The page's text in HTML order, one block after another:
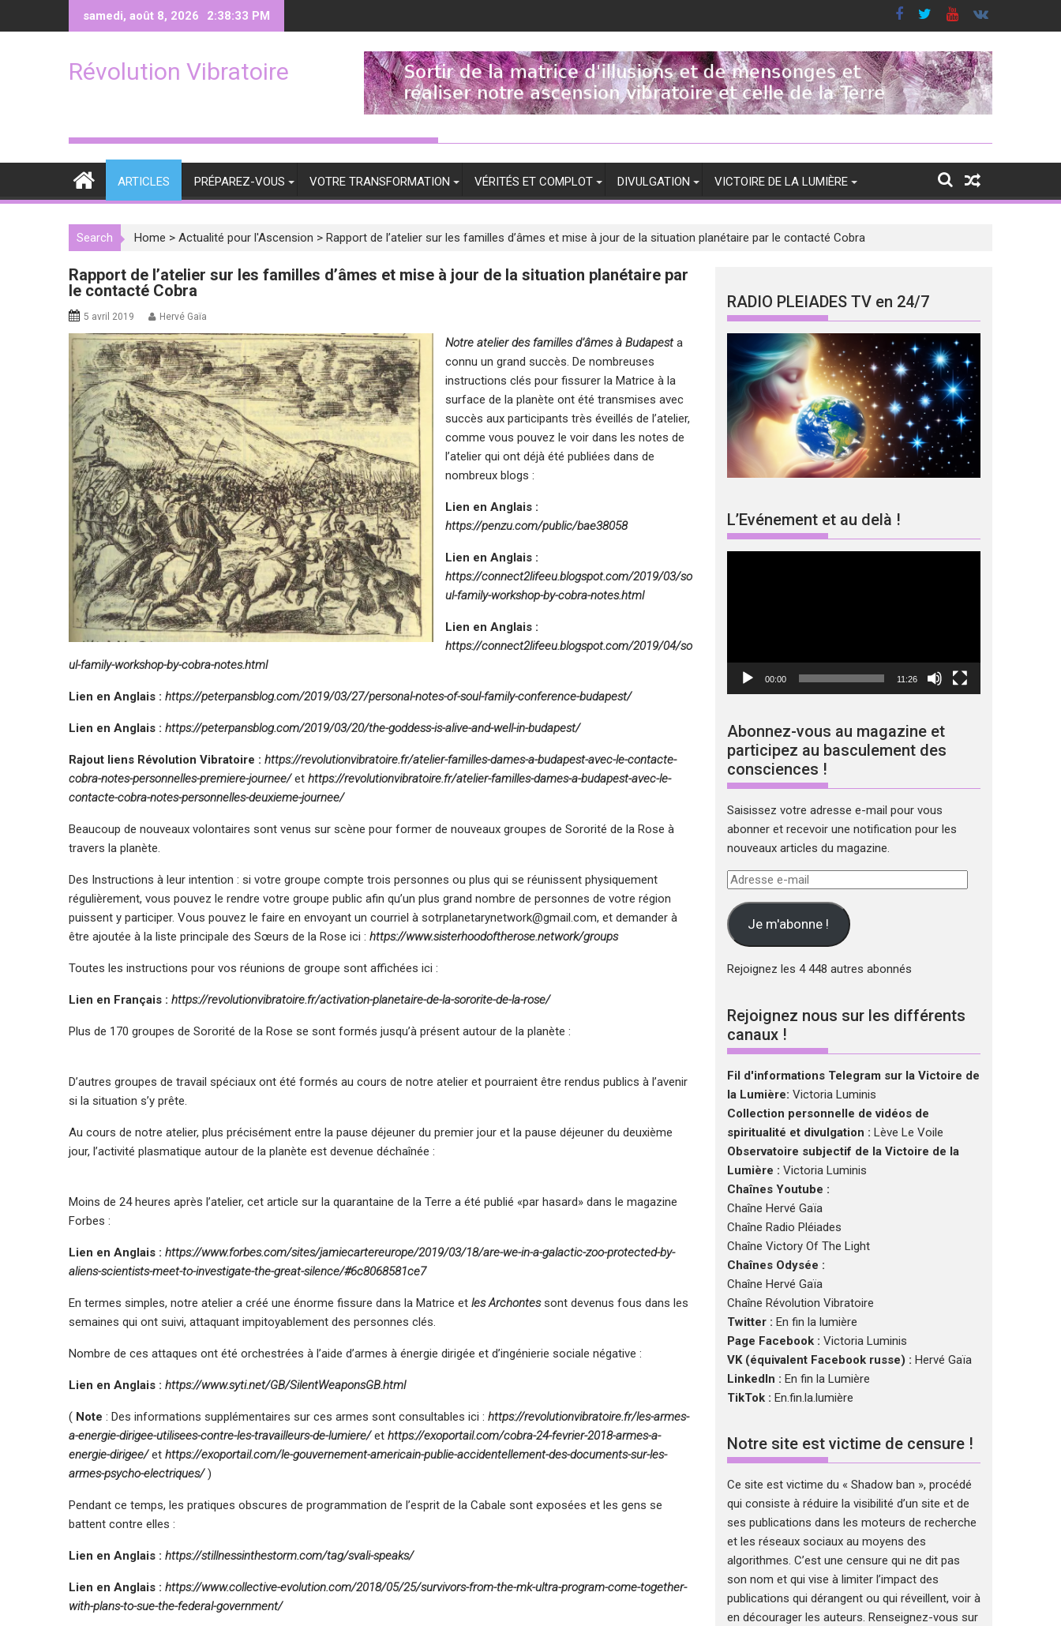
samedi, août 8, 2026 2:38:34 PM
Révolution Vibratoire
ARTICLES PRÉPAREZ-VOUS VOTRE TRANSFORMATION VÉRITÉS ET COMPLOT DIVULGATION VICTOIRE DE LA LUMIÈRE
Search Home > Actualité pour l'Ascension > Rapport de l’atelier sur les familles d’âmes et mise à jour de la situation planétaire par le contacté Cobra
Rapport de l’atelier sur les familles d’âmes et mise à jour de la situation planétaire par
le contacté Cobra
5 avril 2019 Hervé Gaïa
Notre atelier des familles d’âmes à Budapesta
connu un grand succès. De nombreuses
instructions clés pour fissurer la Matrice à la
surface de la planète ont été transmises avec
succès aux participants très éveillés de l’atelier,
comme vous pouvez le voir dans les notes de
l’atelier qui ont déjà été publiées dans de
nombreux blogs :
Lien en Anglais :
https://penzu.com/public/bae38058
Lien en Anglais :
https://connect2lifeeu.blogspot.com/2019/03/so
ul-family-workshop-by-cobra-notes.html
Lien en Anglais :
https://connect2lifeeu.blogspot.com/2019/04/so
ul-family-workshop-by-cobra-notes.html
Lien en Anglais : https://peterpansblog.com/2019/03/27/personal-notes-of-soul-family-conference-budapest/
Lien en Anglais : https://peterpansblog.com/2019/03/20/the-goddess-is-alive-and-well-in-budapest/
Rajout liens Révolution Vibratoire : https://revolutionvibratoire.fr/atelier-familles-dames-a-budapest-avec-le-contacte-
cobra-notes-personnelles-premiere-journee/et https://revolutionvibratoire.fr/atelier-familles-dames-a-budapest-avec-le-
contacte-cobra-notes-personnelles-deuxieme-journee/
Beaucoup de nouveaux volontaires sont venus sur scène pour former de nouveaux groupes de Sororité de la Rose à
travers la planète.
Des Instructions à leur intention : si votre groupe compte trois personnes ou plus qui se réunissent physiquement
régulièrement, vous pouvez le rendre votre groupe public afin qu’un plus grand nombre de personnes de votre région
puissent y participer. Vous pouvez le faire en envoyant un courriel à sotrplanetarynetwork@gmail.com, et demander à
être ajoutée à la liste principale des Sœurs de la Rose ici : https://www.sisterhoodoftherose.network/groups
Toutes les instructions pour vos réunions de groupe sont affichées ici :
Lien en Français : https://revolutionvibratoire.fr/activation-planetaire-de-la-sororite-de-la-rose/
Plus de 170 groupes de Sororité de la Rose se sont formés jusqu’à présent autour de la planète :
D’autres groupes de travail spéciaux ont été formés au cours de notre atelier et pourraient être rendus publics à l’avenir
si la situation s’y prête.
Au cours de notre atelier, plus précisément entre la pause déjeuner du premier jour et la pause déjeuner du deuxième
jour, l’activité plasmatique autour de la planète est devenue déchaînée :
Moins de 24 heures après l’atelier, cet article sur la quarantaine de la Terre a été publié «par hasard» dans le magazine
Forbes :
Lien en Anglais : https://www.forbes.com/sites/jamiecartereurope/2019/03/18/are-we-in-a-galactic-zoo-protected-by-
aliens-scientists-meet-to-investigate-the-great-silence/#6c8068581ce7
En termes simples, notre atelier a créé une énorme fissure dans la Matrice et les Archontessont devenus fous dans les
semaines qui ont suivi, attaquant impitoyablement des personnes clés.
Nombre de ces attaques ont été orchestrées à l’aide d’armes à énergie dirigée et d’ingénierie sociale négative :
Lien en Anglais : https://www.syti.net/GB/SilentWeaponsGB.html
( Note : Des informations supplémentaires sur ces armes sont consultables ici : https://revolutionvibratoire.fr/les-armes-
a-energie-dirigee-utilisees-contre-les-travailleurs-de-lumiere/et https://exoportail.com/cobra-24-fevrier-2018-armes-a-
energie-dirigee/et https://exoportail.com/le-gouvernement-americain-publie-accidentellement-des-documents-sur-les-
armes-psycho-electriques/)
Pendant ce temps, les pratiques obscures de programmation de l’esprit de la Cabale sont exposées et les gens se
battent contre elles :
Lien en Anglais : https://stillnessinthestorm.com/tag/svali-speaks/
Lien en Anglais : https://www.collective-evolution.com/2018/05/25/survivors-from-the-mk-ultra-program-come-together-
with-plans-to-sue-the-federal-government/
RADIO PLEIADES TV en 24/7
L’Evénement et au delà !
00:00 11:26
Abonnez-vous au magazine et
participez au basculement des
consciences !
Saisissez votre adresse e-mail pour vous
abonner et recevoir une notification pour les
nouveaux articles du magazine.
Adresse
mail Je m'abonne !
Rejoignez les 4 448 autres abonnés
Rejoignez nous sur les différents
canaux !
Fil d'informations Telegram sur la Victoire de
la Lumière: Victoria Luminis
Collection personnelle de vidéos de
spiritualité et divulgation : Lève Le Voile
Observatoire subjectif de la Victoire de la
Lumière : Victoria Luminis
Chaînes Youtube :
Chaîne Hervé Gaïa
Chaîne Radio Pléiades
Chaîne Victory Of The Light
Chaînes Odysée :
Chaîne Hervé Gaïa
Chaîne Révolution Vibratoire
Twitter : En fin la lumière
Page Facebook : Victoria Luminis
VK (équivalent Facebook russe) : Hervé Gaïa
LinkedIn : En fin la Lumière
TikTok : En.fin.la.lumière
Notre site est victime de censure !
Ce site est victime du « Shadow ban », procédé
qui consiste à réduire la visibilité d’un site et de
ses publications dans les moteurs de recherche
et les réseaux sociaux au moyens des
algorithmes. C’est une censure qui ne dit pas
son nom et qui vise à limiter l’impact des
publications qui dérangent ou qui réveillent, voir à
en décourager les auteurs. Renseignez-vous sur